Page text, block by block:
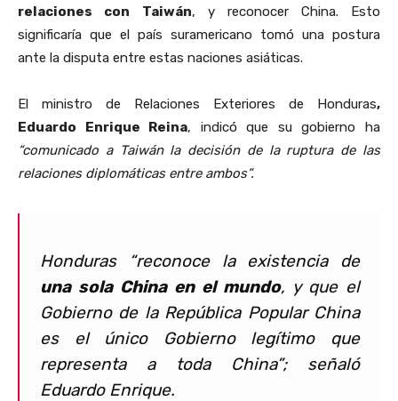
relaciones con
Taiwán, y reconocer China. Esto
significaría que el país suramericano tomó una postura
ante la disputa entre estas naciones asiáticas.
El ministro de Relaciones Exteriores de Honduras,
Eduardo Enrique Reina, indicó que su gobierno ha
“comunicado a Taiwán la decisión de la ruptura de las
relaciones diplomáticas entre ambos”.
Honduras “reconoce la existencia de
una sola China en el mundo, y que el
Gobierno de la República Popular China
es el único Gobierno legítimo que
representa a toda China”; señaló
Eduardo Enrique.